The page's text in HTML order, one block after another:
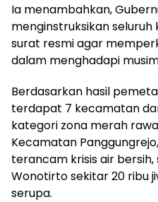
Ia menambahkan,
menginstruksikan
surat resmi agar
dalam menghadapi
Berdasarkan hasil
terdapat 7 kecamatan
kategori zona merah
Kecamatan
terancam krisis air
Wonotirto sekitar 20 ribu
serupa.